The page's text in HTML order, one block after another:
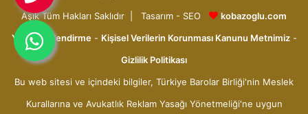
Aşık Tüm Hakları Saklıdır | Tasarım - SEO
kobazoglu.com
Yasal Bilgilendirme- Kişisel Verilerin Korunması Kanunu Metnimiz-
Gizlilik Politikası
Bu web sitesi ve içindeki bilgiler, Türkiye Barolar Birliği'nin Meslek
Kurallarına ve Avukatlık Reklam Yasağı Yönetmeliği'ne uygun